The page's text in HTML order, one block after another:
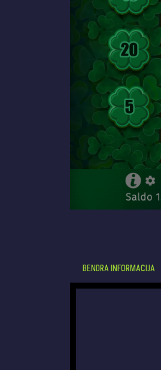
BENDRA INFORMACIJA